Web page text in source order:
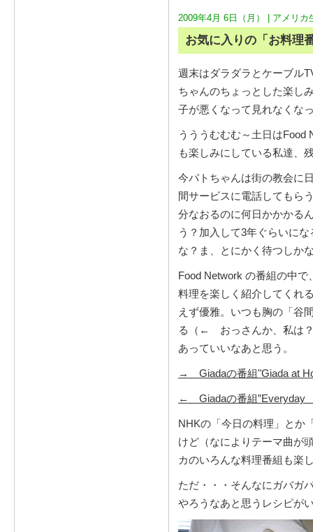
2009年4月 6日（月） | アメリカ
お気に入りの「お料理
週末はダラダラとケーブル
ちゃんのちょっとした楽し
子が悪くなって見れなくな
うううむむむ～土日は
も楽しみにしている私達、
今パトちゃんは街の教会に
間サービスに電話してもら
分なおるのに何日かかかる
う？加入して3年ぐらいに
な？ま、とにかく待つしか
Food Network の番組の中
料理を楽しく紹介してくれ
えず優雅。いつも胸の「谷
る（← おっさんか、私は？
あっていいなあと思う。
→ Giadaの番組"Giada at
← Giadaの番組”Everyday
NHKの「今日の料理」とか
けど（なによりテーマ曲が
カのいろんな料理番組も楽
ただ・・・そんなにガバガ
やろうなあと思うレシピが